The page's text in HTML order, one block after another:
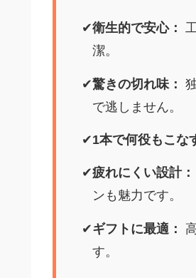
衛生的で安心：
潔。
驚きの切れ味：
で逃しません。
1本で何役もこな
疲れにくい設計：
ンも魅力です。
ギフトに最適：
す。